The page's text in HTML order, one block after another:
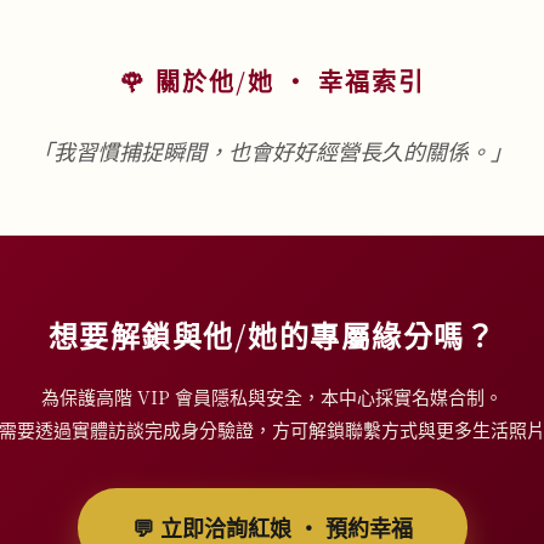
🌹 關於他/她 ‧ 幸福索引
「我習慣捕捉瞬間，也會好好經營長久的關係。」
想要解鎖與他/她的專屬緣分嗎？
為保護高階 VIP 會員隱私與安全，本中心採實名媒合制。
要透過實體訪談完成身分驗證，方可解鎖聯繫方式與更多生活照
💬 立即洽詢紅娘 ‧ 預約幸福